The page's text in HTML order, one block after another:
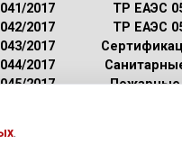
2017
2017
2017
2017
2017
ТР ЕАЭС
ТР ЕАЭС
политики